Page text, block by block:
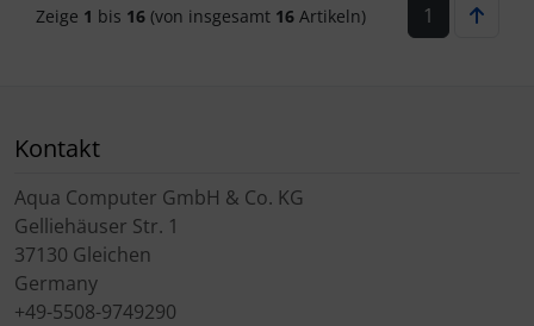
Zeige 1 bis 16(von insgesamt 16Artikeln) 1
Kontakt
Aqua Computer GmbH & Co. KG
Gelliehäuser Str. 1
37130 Gleichen
Germany
+49-5508-9749290